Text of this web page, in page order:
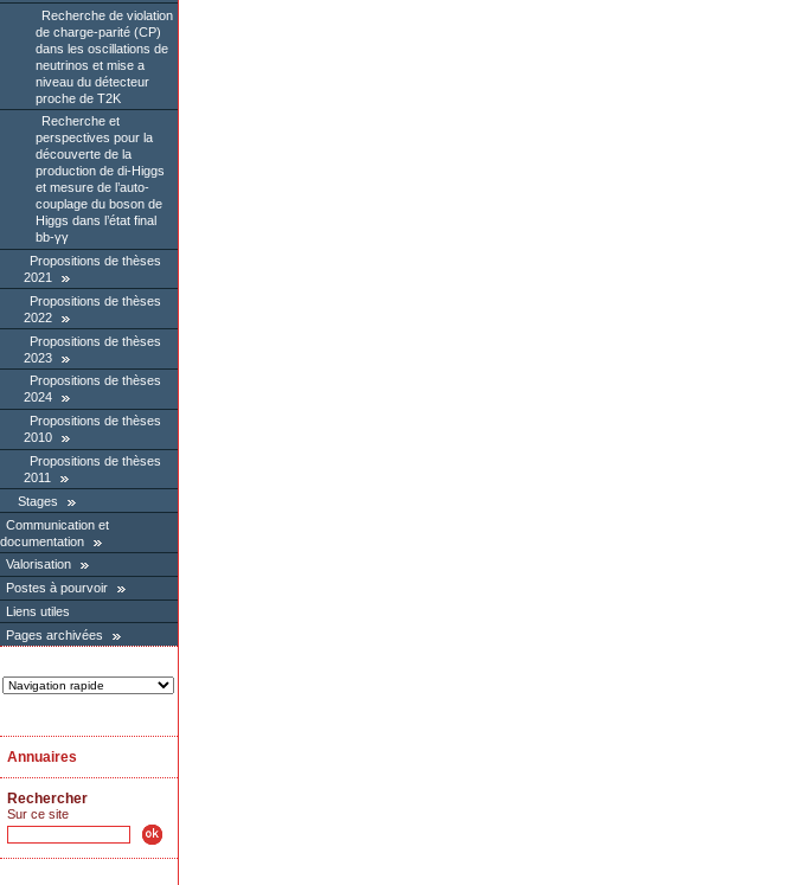
Recherche de violation
de charge-parité (CP)
dans les oscillations de
neutrinos et mise a
niveau du détecteur
proche de T2K
Recherche et
perspectives pour la
découverte de la
production de di-Higgs
et mesure de l’auto-
couplage du boson de
Higgs dans l’état final
bb-γγ
Propositions de thèses
2021
Propositions de thèses
2022
Propositions de thèses
2023
Propositions de thèses
2024
Propositions de thèses
2010
Propositions de thèses
2011
Stages
Communication et
documentation
Valorisation
Postes à pourvoir
Liens utiles
Pages archivées
Annuaires
Rechercher
Sur ce site